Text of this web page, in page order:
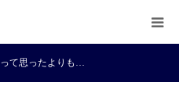
て思ったよりも…